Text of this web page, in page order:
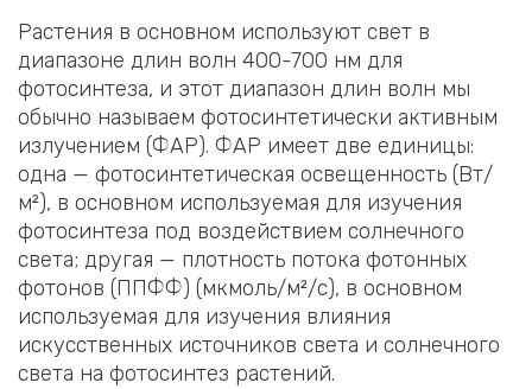
Растения в основном используют свет в
диапазоне длин волн 400-700 нм для
фотосинтеза, и этот диапазон длин волн мы
обычно называем фотосинтетически активным
излучением (ФАР). ФАР имеет две единицы:
одна — фотосинтетическая освещенность (Вт/
м²), в основном используемая для изучения
фотосинтеза под воздействием солнечного
света; другая — плотность потока фотонных
фотонов (ППФФ) (мкмоль/м²/с), в основном
используемая для изучения влияния
искусственных источников света и солнечного
света на фотосинтез растений.